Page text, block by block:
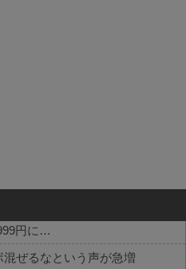
物語。
円に…
混ぜるなという声が急増